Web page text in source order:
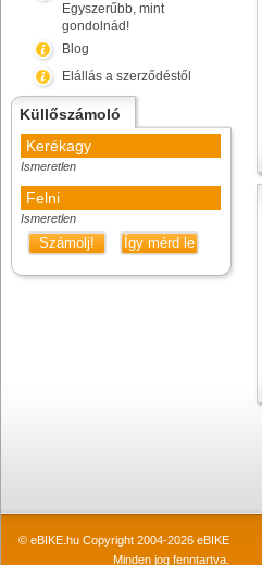
Egyszerűbb, mint
gondolnád!
Blog
Elállás a szerződéstől
Küllőszámoló
Kerékagy
Ismeretlen
Felni
Ismeretlen
Számolj! Így mérd le
© eBIKE.hu Copyright 2004-2026 eBIKE
Minden jog fenntartva.